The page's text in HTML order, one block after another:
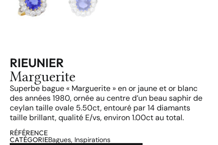
RIEUNIER
Marguerite
Superbe bague « Marguerite » en or jaune et or blanc
des années 1980, ornée au centre d’un beau saphir de
ceylan taille ovale 5.50ct, entouré par 14 diamants
taille brillant, qualité E/vs, environ 1.00ct au total.
RÉFÉRENCE
CATÉGORIEBagues, Inspirations